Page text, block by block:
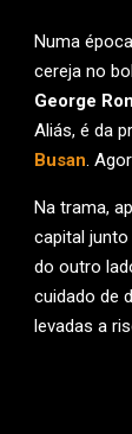
Numa
cereja no
George
Aliás, é da
Busan.
Na trama,
capital
do outro
cuidado de
levadas a